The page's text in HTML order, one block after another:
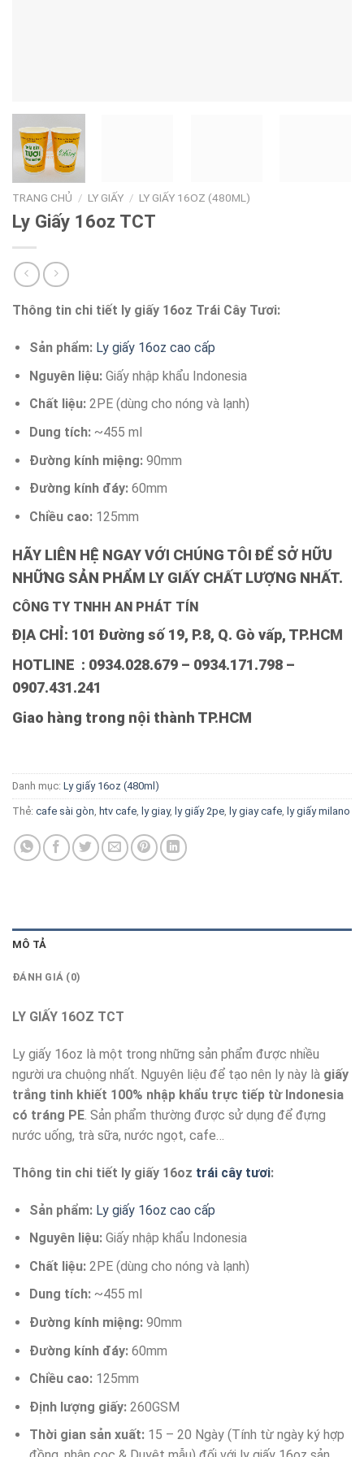
TRANG CHỦ / LY GIẤY / LY GIẤY 16OZ (480ML)
Ly Giấy 16oz TCT
Thông tin chi tiết ly giấy 16oz Trái Cây Tươi:
Sản phẩm: Ly giấy 16oz cao cấp
Nguyên liệu: Giấy nhập khẩu Indonesia
Chất liệu: 2PE (dùng cho nóng và lạnh)
Dung tích: ~455 ml
Đường kính miệng: 90mm
Đường kính đáy: 60mm
Chiều cao: 125mm
HÃY LIÊN HỆ NGAY VỚI CHÚNG TÔI ĐỂ SỞ HỮU
NHỮNG SẢN PHẨM LY GIẤY CHẤT LƯỢNG NHẤT.
CÔNG TY TNHH AN PHÁT TÍN
ĐỊA CHỈ: 101 Đường số 19, P.8, Q. Gò vấp, TP.HCM
HOTLINE : 0934.028.679 – 0934.171.798 –
0907.431.241
Giao hàng trong nội thành TP.HCM
Danh mục: Ly giấy 16oz (480ml)
Thẻ: cafe sài gòn, htv cafe, ly giay, ly giấy 2pe, ly giay cafe, ly giấy milano
MÔ TẢ
ĐÁNH GIÁ (0)
LY GIẤY 16OZ TCT
Ly giấy 16oz là một trong những sản phẩm được nhiều
người ưa chuộng nhất. Nguyên liệu để tạo nên ly này là giấy
trắng tinh khiết 100% nhập khẩu trực tiếp từ Indonesia
có tráng PE. Sản phẩm thường được sử dụng để đựng
nước uống, trà sữa, nước ngọt, cafe…
Thông tin chi tiết ly giấy 16oz trái cây tươi:
Sản phẩm: Ly giấy 16oz cao cấp
Nguyên liệu: Giấy nhập khẩu Indonesia
Chất liệu: 2PE (dùng cho nóng và lạnh)
Dung tích: ~455 ml
Đường kính miệng: 90mm
Đường kính đáy: 60mm
Chiều cao: 125mm
Định lượng giấy:260GSM
Thời gian sản xuất:15 – 20 Ngày (Tính từ ngày ký hợp